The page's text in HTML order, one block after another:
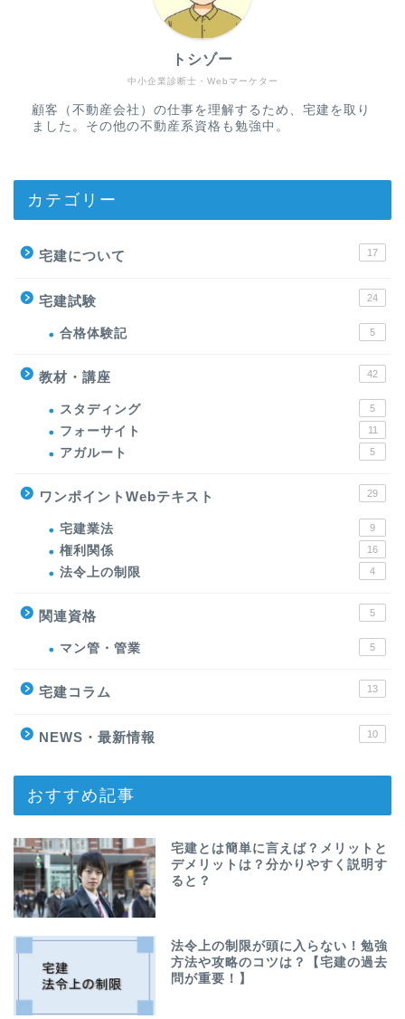
中小企業診断士・Webマーケター
トシゾー
顧客（不動産会社）の仕事を理解するため、宅建を取り
ました。その他の不動産系資格も勉強中。
カテゴリー
宅建について 17
宅建試験 24
合格体験記 5
教材・講座 42
スタディング 5
フォーサイト 11
アガルート 5
ワンポイントWebテキスト 29
宅建業法 9
権利関係 16
法令上の制限 4
関連資格 5
マン管・管業 5
宅建コラム 13
NEWS・最新情報 10
おすすめ記事
宅建とは簡単に言えば？メリットと
デメリットは？分かりやすく説明す
ると？
法令上の制限が頭に入らない！勉強
方法や攻略のコツは？【宅建の過去
問が重要！】